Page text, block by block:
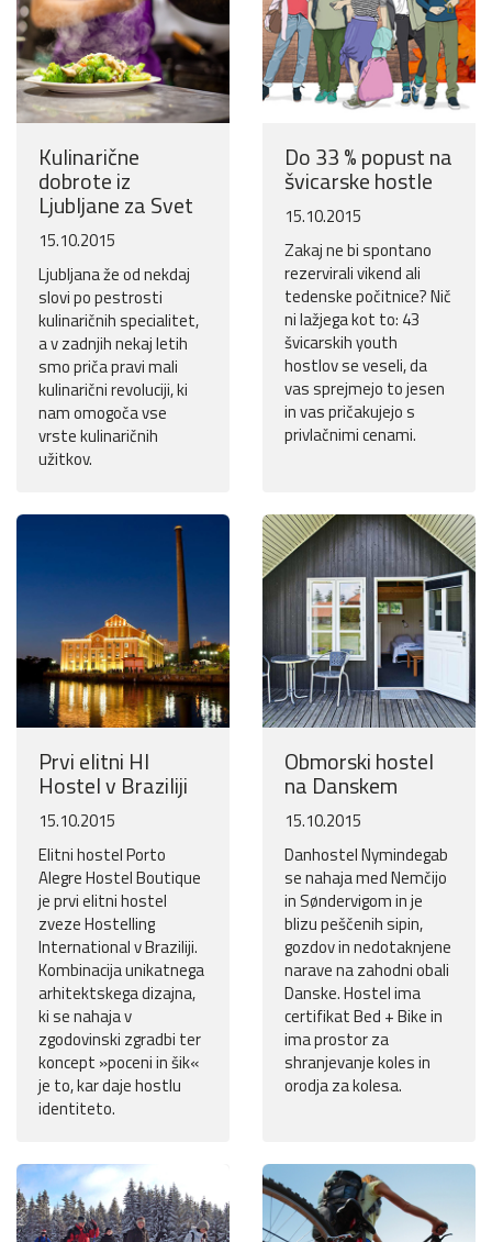
Kulinarične
dobrote iz
Ljubljane za Svet
15.10.2015
Ljubljana že od nekdaj
slovi po pestrosti
kulinaričnih specialitet,
a v zadnjih nekaj letih
smo priča pravi mali
kulinarični revoluciji, ki
nam omogoča vse
vrste kulinaričnih
užitkov.
Do 33 % popust na
švicarske hostle
15.10.2015
Zakaj ne bi spontano
rezervirali vikend ali
tedenske počitnice? Nič
ni lažjega kot to: 43
švicarskih youth
hostlov se veseli, da
vas sprejmejo to jesen
in vas pričakujejo s
privlačnimi cenami.
Prvi elitni HI
Hostel v Braziliji
15.10.2015
Elitni hostel Porto
Alegre Hostel Boutique
je prvi elitni hostel
zveze Hostelling
International v Braziliji.
Kombinacija unikatnega
arhitektskega dizajna,
ki se nahaja v
zgodovinski zgradbi ter
koncept »poceni in šik«
je to, kar daje hostlu
identiteto.
Obmorski hostel
na Danskem
15.10.2015
Danhostel Nymindegab
se nahaja med Nemčijo
in Søndervigom in je
blizu peščenih sipin,
gozdov in nedotaknjene
narave na zahodni obali
Danske. Hostel ima
certifikat Bed + Bike in
ima prostor za
shranjevanje koles in
orodja za kolesa.